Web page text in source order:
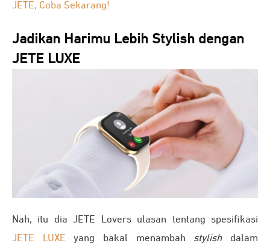
JETE, Coba Sekarang!
Jadikan Harimu Lebih Stylish dengan
JETE LUXE
Nah, itu dia JETE Lovers ulasan tentang spesifikasi
JETE LUXE yang bakal menambah stylishdalam